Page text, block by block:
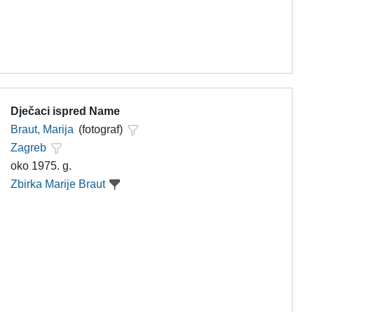
Dječaci ispred Name
Braut, Marija (fotograf)
Zagreb
oko 1975. g.
Zbirka Marije Braut